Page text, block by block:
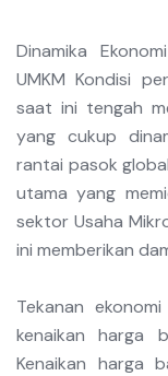
Dinamika
UMKM Kondisi
saat ini tengah
yang cukup
rantai pasok
utama yang
sektor Usaha
ini memberikan
Tekanan
kenaikan harga
Kenaikan harga